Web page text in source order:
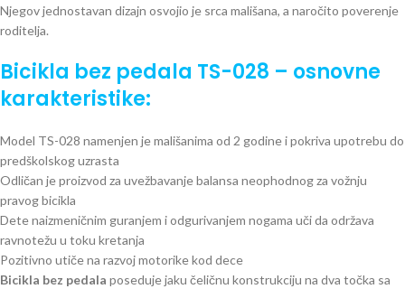
Njegov jednostavan dizajn osvojio je srca mališana, a naročito poverenje
roditelja.
Bicikla bez pedala TS-028 – osnovne
karakteristike:
Model TS-028 namenjen je mališanima od 2 godine i pokriva upotrebu do
predškolskog uzrasta
Odličan je proizvod za uvežbavanje balansa neophodnog za vožnju
pravog bicikla
Dete naizmeničnim guranjem i odgurivanjem nogama uči da održava
ravnotežu u toku kretanja
Pozitivno utiče na razvoj motorike kod dece
Bicikla bez pedala poseduje jaku čeličnu konstrukciju na dva točka sa